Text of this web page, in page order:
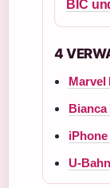
BIC
4
Marvel
U-